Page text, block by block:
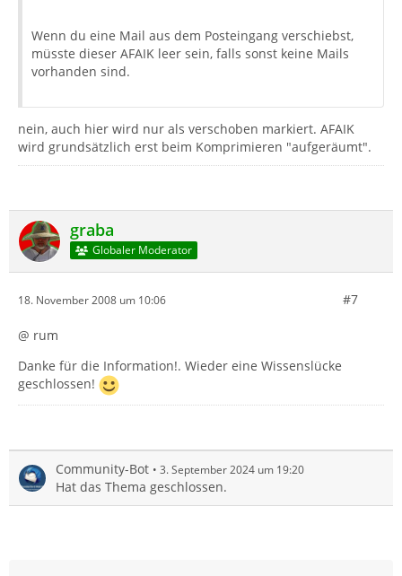
Wenn du eine Mail aus dem Posteingang verschiebst,
müsste dieser AFAIK leer sein, falls sonst keine Mails
vorhanden sind.
nein, auch hier wird nur als verschoben markiert. AFAIK
wird grundsätzlich erst beim Komprimieren "aufgeräumt".
graba
Globaler Moderator
18. November 2008 um 10:06 #7
@ rum
Danke für die Information!. Wieder eine Wissenslücke
geschlossen!
Community-Bot 3. September 2024 um 19:20
Hat das Thema geschlossen.